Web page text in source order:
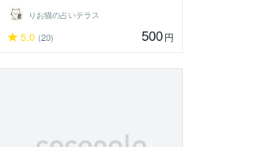
りお猫の占いテラス
5.0 (20) 500円